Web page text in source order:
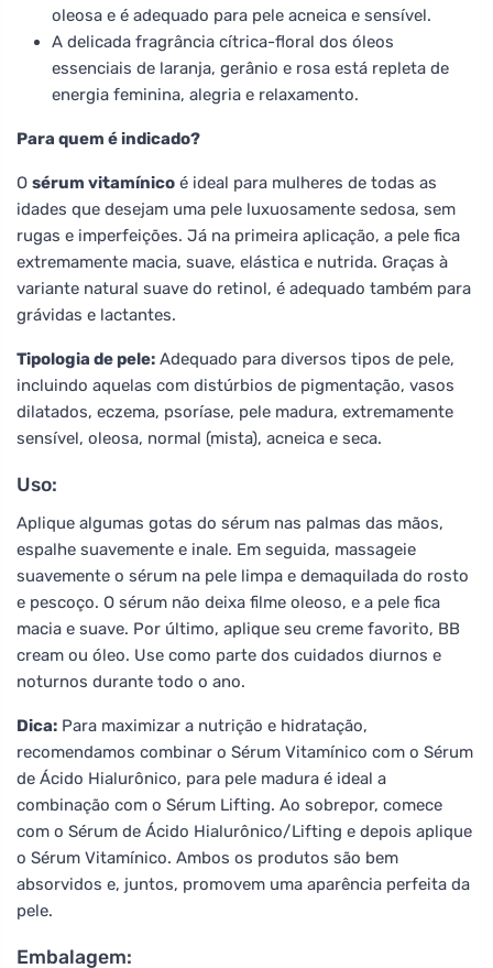
oleosa e é adequado para pele acneica e sensível.
A delicada fragrância cítrica-floral dos óleos
essenciais de laranja, gerânio e rosa está repleta de
energia feminina, alegria e relaxamento.
Para quem é indicado?
O sérum vitamínico é ideal para mulheres de todas as
idades que desejam uma pele luxuosamente sedosa, sem
rugas e imperfeições. Já na primeira aplicação, a pele fica
extremamente macia, suave, elástica e nutrida. Graças à
variante natural suave do retinol, é adequado também para
grávidas e lactantes.
Tipologia de pele: Adequado para diversos tipos de pele,
incluindo aquelas com distúrbios de pigmentação, vasos
dilatados, eczema, psoríase, pele madura, extremamente
sensível, oleosa, normal (mista), acneica e seca.
Uso:
Aplique algumas gotas do sérum nas palmas das mãos,
espalhe suavemente e inale. Em seguida, massageie
suavemente o sérum na pele limpa e demaquilada do rosto
e pescoço. O sérum não deixa filme oleoso, e a pele fica
macia e suave. Por último, aplique seu creme favorito, BB
cream ou óleo. Use como parte dos cuidados diurnos e
noturnos durante todo o ano.
Dica: Para maximizar a nutrição e hidratação,
recomendamos combinar o Sérum Vitamínico com o Sérum
de Ácido Hialurônico, para pele madura é ideal a
combinação com o Sérum Lifting. Ao sobrepor, comece
com o Sérum de Ácido Hialurônico/Lifting e depois aplique
o Sérum Vitamínico. Ambos os produtos são bem
absorvidos e, juntos, promovem uma aparência perfeita da
pele.
Embalagem: